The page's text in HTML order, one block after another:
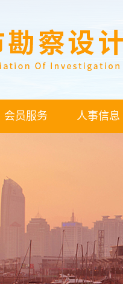
会员服务 人事信息